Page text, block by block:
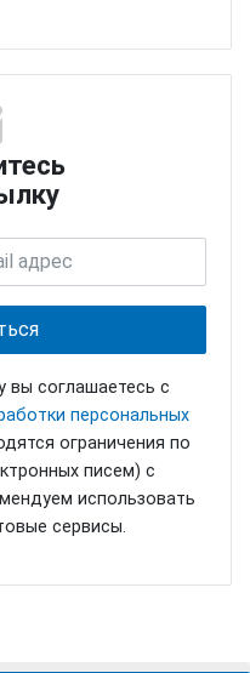
соглашаетесь с
персональных
ограничения по
писем) с
использовать
сервисы.